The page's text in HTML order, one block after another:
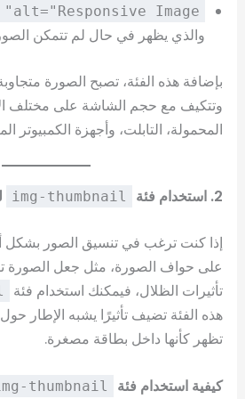
alt="Responsive Image"
والذي يظهر في حال لم تتمكن
بإضافة هذه الفئة، تصبح الصورة
وتتكيف مع حجم الشاشة على مختلف
المحمولة، التابلت، وأجهزة الكمبيوتر
2. استخدام فئة img-thumbnail
إذا كنت ترغب في تنسيق الصور بشكل
على حواف الصورة، مثل جعل الصورة
تأثيرات الظلال، فيمكنك استخدام فئة
هذه الفئة تضيف تأثيرًا يشبه الإطار
تظهر كأنها داخل بطاقة مصغرة.
كيفية استخدام فئة thumbnail